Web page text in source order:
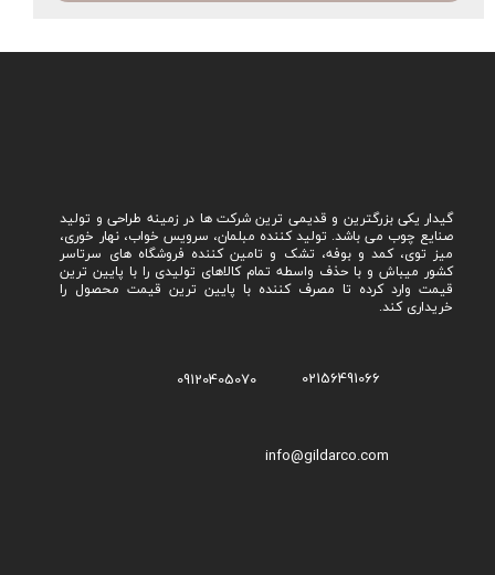
گیدار یکی بزرگترین و قدیمی ترین شرکت ها در زمینه طراحی و تولید
صنایع چوب می باشد. تولید کننده مبلمان، سرویس خواب، نهار خوری،
میز توی، کمد و بوفه، تشک و تامین کننده فروشگاه های سرتاسر
کشور میباش و با حذف واسطه تمام کالاهای تولیدی را با پایین ترین
قیمت وارد کرده تا مصرف کننده با پایین ترین قیمت محصول را
خریداری کند.
02156491066
09120405070
info@gildarco.com